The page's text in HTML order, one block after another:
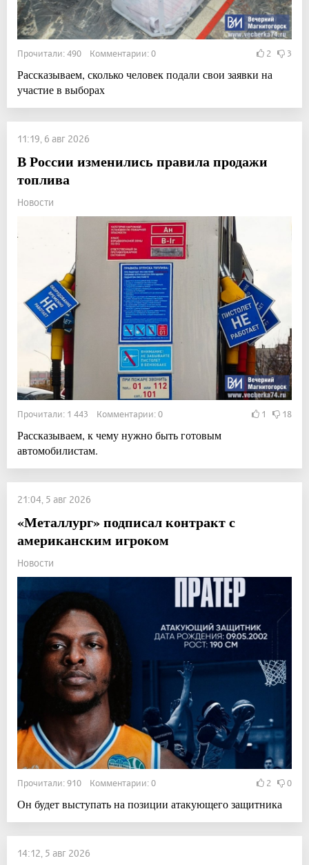
Прочитали: 490 Комментарии: 0 2 3
Рассказываем, сколько человек подали свои заявки на
участие в выборах
11:19, 6 авг 2026
В России изменились правила продажи
топлива
Новости
Прочитали: 1 443 Комментарии: 0 1 18
Рассказываем, к чему нужно быть готовым
автомобилистам.
21:04, 5 авг 2026
«Металлург» подписал контракт с
американским игроком
Новости
Прочитали: 910 Комментарии: 0 2 0
Он будет выступать на позиции атакующего защитника
14:12, 5 авг 2026